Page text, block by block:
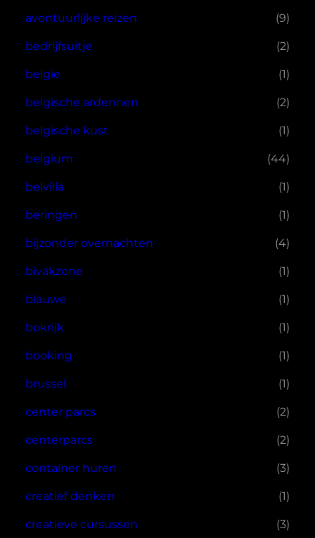
avontuurlijke reizen (9)
bedrijfsuitje (2)
belgie (1)
belgische ardennen (2)
belgische kust (1)
belgium (44)
belvilla (1)
beringen (1)
bijzonder overnachten (4)
bivakzone (1)
blauwe (1)
bokrijk (1)
booking (1)
brussel (1)
center parcs (2)
centerparcs (2)
container huren (3)
creatief denken (1)
creatieve cursussen (3)